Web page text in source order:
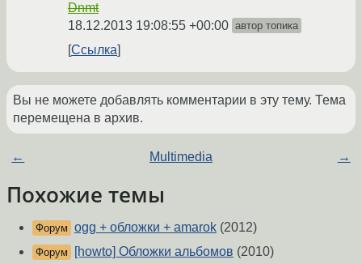
Dnmt
18.12.2013 19:08:55 +00:00 автор топика
Ссылка
Вы не можете добавлять комментарии в эту тему. Тема
перемещена в архив.
← Multimedia →
Похожие темы
Форум ogg + обложки + amarok (2012)
Форум [howto] Обложки альбомов (2010)